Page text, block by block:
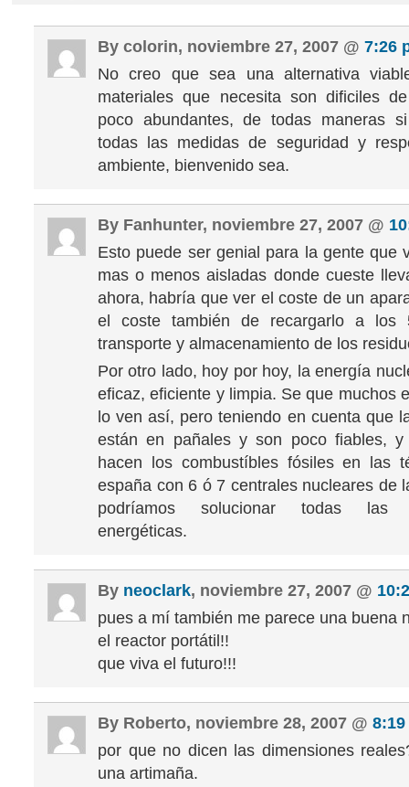
By colorin, noviembre 27, 2007 @ 7:26
No creo que sea una alternativa
materiales que necesita son dificiles
poco abundantes, de todas maneras
todas las medidas de seguridad y
ambiente, bienvenido sea.
By Fanhunter, noviembre 27, 2007 @
Esto puede ser genial para la gente que
mas o menos aisladas donde cueste
ahora, habría que ver el coste de un
el coste también de recargarlo a
transporte y almacenamiento de los
Por otro lado, hoy por hoy, la energía
eficaz, eficiente y limpia. Se que muchos
lo ven así, pero teniendo en cuenta que
están en pañales y son poco fiables,
hacen los combustíbles fósiles en las
españa con 6 ó 7 centrales nucleares de
podríamos solucionar todas las
energéticas.
By neoclark, noviembre 27, 2007 @
pues a mí también me parece una buena
el reactor portátil!!
que viva el futuro!!!
By Roberto, noviembre 28, 2007 @ 8:19
por que no dicen las dimensiones
una artimaña.